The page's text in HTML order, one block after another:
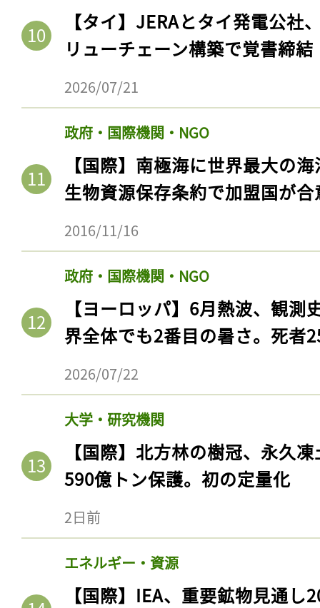
【タイ】JERAとタイ発電公社
リューチェーン構築で覚書締結
2026/07/21
政府・国際機関・NGO
【国際】南極海に世界最大の
生物資源保存条約で加盟国が合
2016/11/16
政府・国際機関・NGO
【ヨーロッパ】6月熱波、観
界全体でも2番目の暑さ。死者
2026/07/22
大学・研究機関
【国際】北方林の樹冠、永久
590億トン保護。初の定量化
2日前
エネルギー・資源
【国際】IEA、重要鉱物見通